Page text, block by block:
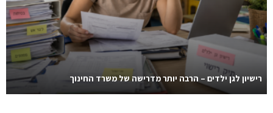
רישיון לגן ילדים – הרבה יותר מדרישה של משרד החינוך